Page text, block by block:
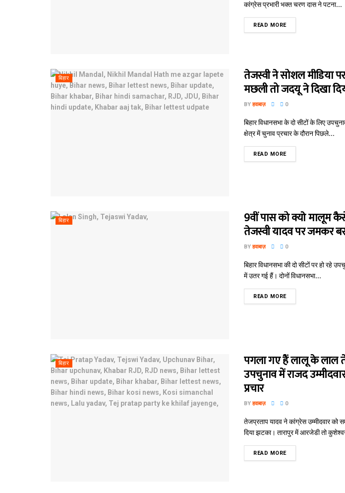
कांग्रेस प्रभारी भक्त चरण दास ने पटना...
READ MORE
बिहार तेजस्वी ने सोशल मीडिया
मछली तो जदयू ने दिखा
BY हवाबाज़ 0
बिहार विधानसभा के दो सीटों के लिए
क्षेत्र में चुनाव प्रचार के दौरान पिछले...
READ MORE
बिहार 9वीं पास को क्याे मालूम
तेजस्वी यादव पर जमकर
BY हवाबाज़ 0
बिहार विधानसभा की दो सीटों पर हो रहे
में उतर गई हैं। दोनों विधानसभा...
READ MORE
बिहार पगला गए हैं लालू के लाल
उपचुनाव में राजद
प्रचार
BY हवाबाज़ 0
तेजप्रताप यादव ने कांग्रेस उम्मीदवार को
दिया झटका। तारापुर में आरजेडी तो
READ MORE